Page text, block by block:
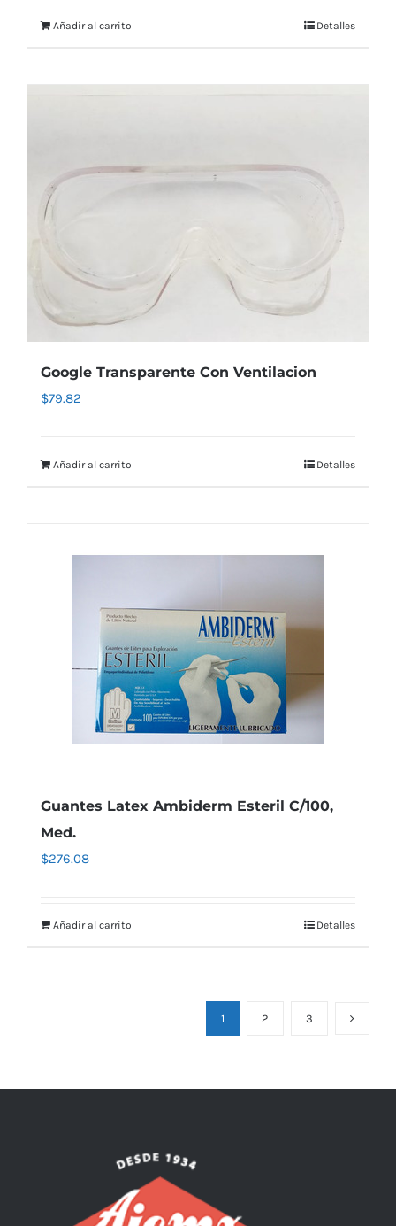
Añadir al carrito Detalles
Google Transparente Con Ventilacion
$79.82
Añadir al carrito Detalles
Guantes Latex Ambiderm Esteril C/100,
Med.
$276.08
Añadir al carrito Detalles
1 2 3